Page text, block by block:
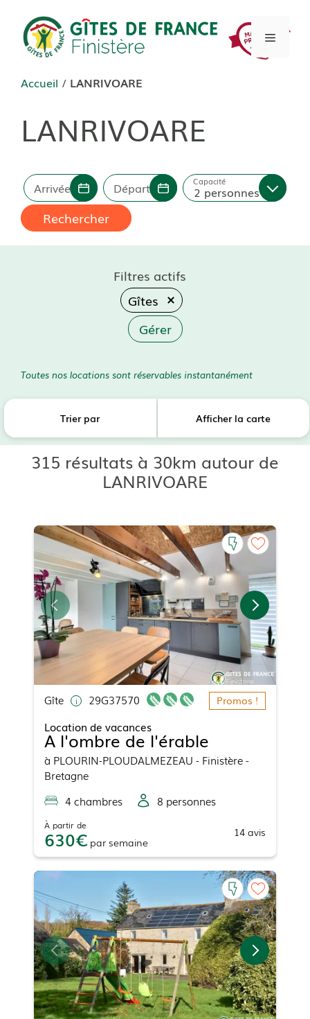
contenu
Menu
Accueil / LANRIVOARE
LANRIVOARE
Arrivée Départ 2 personnes
Capacité
Rechercher
Filtres actifs
Gîtes
Gérer
Toutes nos locations sont réservables instantanément
315 résultats à 30km autour de
LANRIVOARE
Trier par Afficher la carte
Gîte 29G37570 Promos !
Location de vacances
A l'ombre de l'érable
à PLOURIN-PLOUDALMEZEAU - Finistère -
Bretagne
4chambres 8 personnes
À partir de
630 par semaine
14 avis